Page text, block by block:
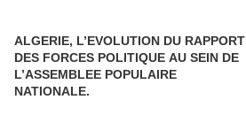
ALGERIE, L’EVOLUTION DU RAPPORT
DES FORCES POLITIQUE AU SEIN DE
L’ASSEMBLEE POPULAIRE
NATIONALE.